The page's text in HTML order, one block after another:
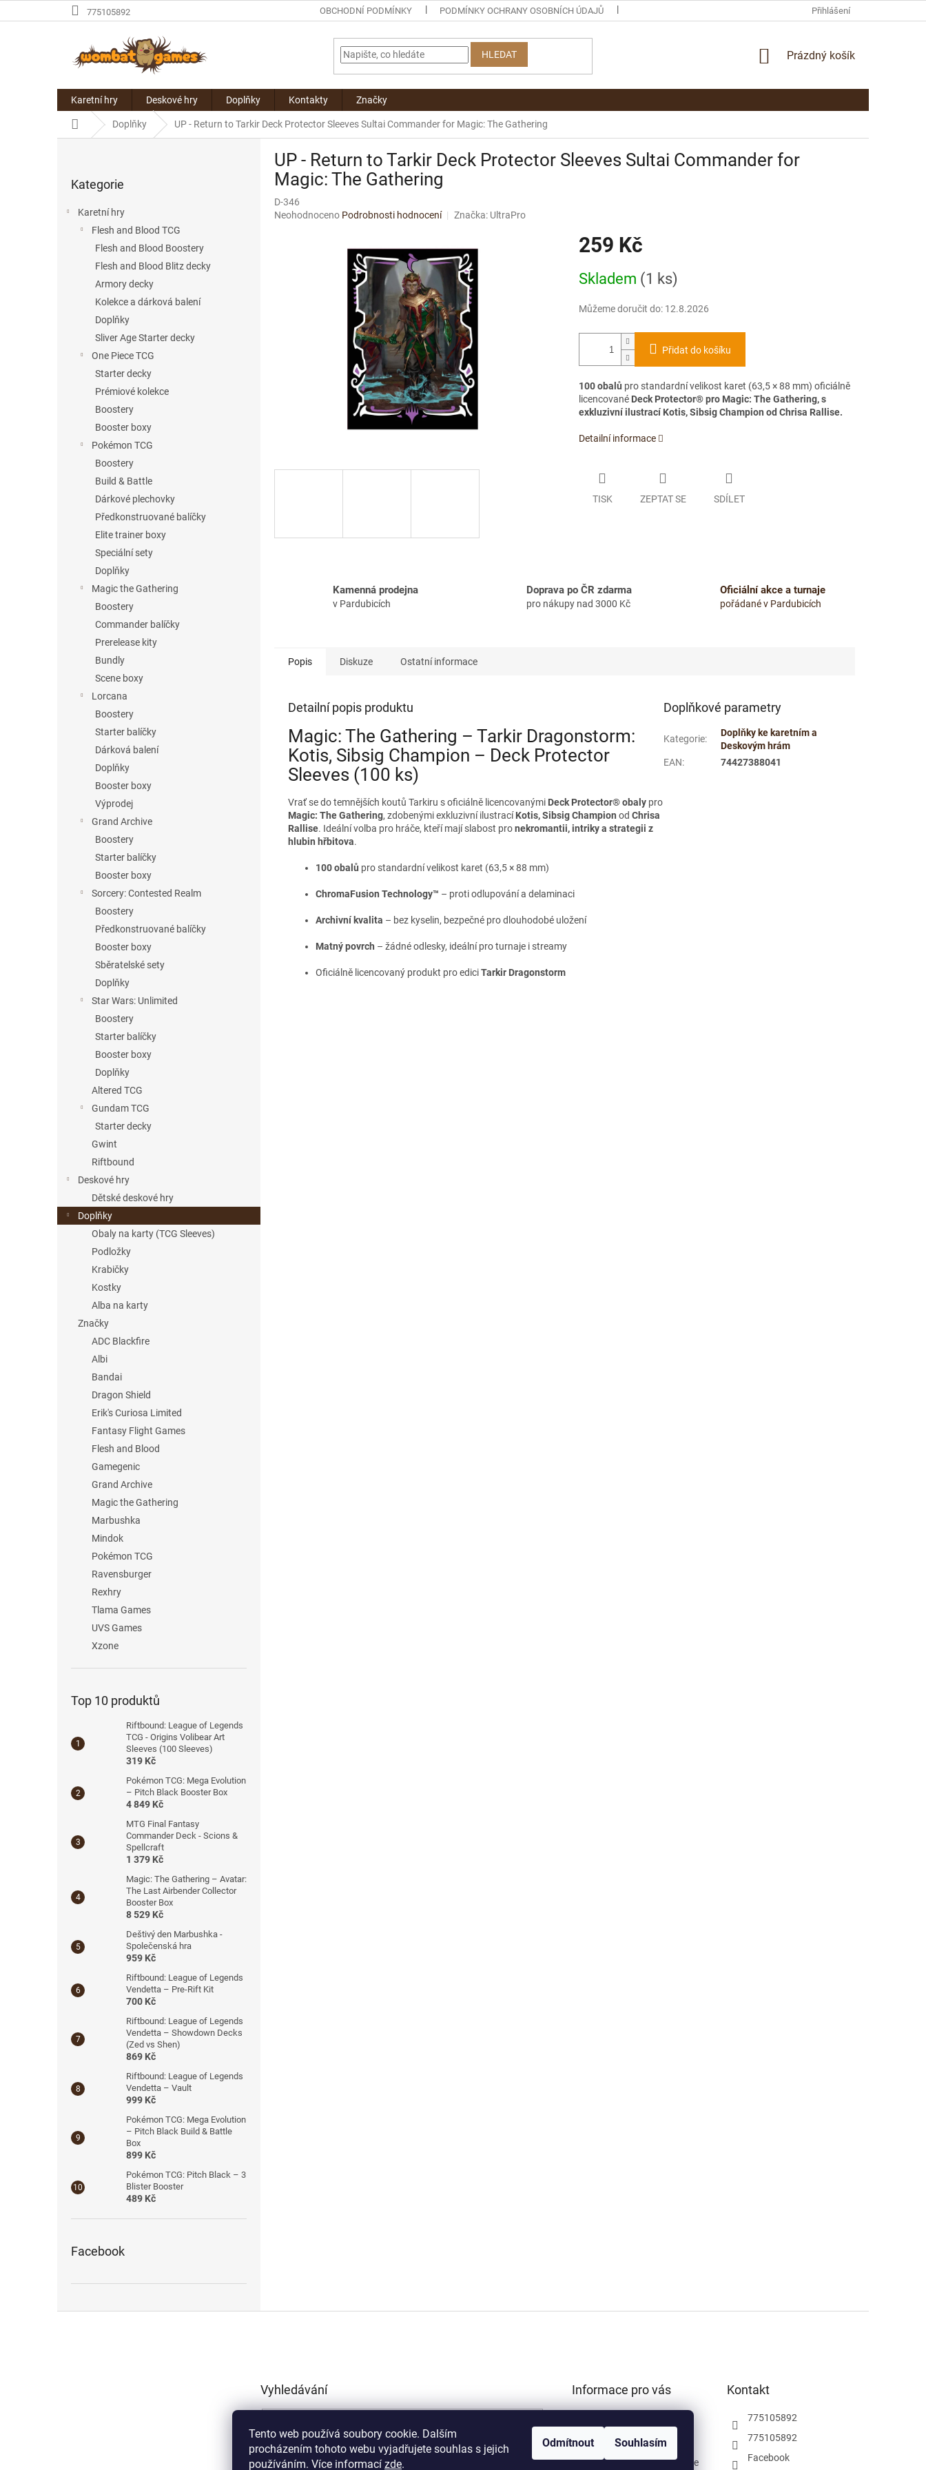
Tento web používá soubory cookie. Dalším
procházením tohoto webu vyjadřujete souhlas s jejich
používáním. Více informací zde.
Odmítnout Souhlasím
na
775105892 OBCHODNÍ PODMÍNKY PODMÍNKY OCHRANY OSOBNÍCH ÚDAJŮ KONTAKTY
Přihlášení
HLEDAT
NÁKUPNÍ
Prázdný košík
Karetní hry Deskové hry Doplňky Kontakty Značky
Domů Doplňky UP - Return to Tarkir Deck Protector Sleeves Sultai Commander for Magic: The Gathering
kategorie
Kategorie
Karetní hry
Flesh and Blood TCG
Flesh and Blood Boostery
Flesh and Blood Blitz decky
Armory decky
Kolekce a dárková balení
Doplňky
Sliver Age Starter decky
One Piece TCG
Starter decky
Prémiové kolekce
Boostery
Booster boxy
Pokémon TCG
Boostery
Build & Battle
Dárkové plechovky
Předkonstruované balíčky
Elite trainer boxy
Speciální sety
Doplňky
Magic the Gathering
Boostery
Commander balíčky
Prerelease kity
Bundly
Scene boxy
Lorcana
Boostery
Starter balíčky
Dárková balení
Doplňky
Booster boxy
Výprodej
Grand Archive
Boostery
Starter balíčky
Booster boxy
Sorcery: Contested Realm
Boostery
Předkonstruované balíčky
Booster boxy
Sběratelské sety
Doplňky
Star Wars: Unlimited
Boostery
Starter balíčky
Booster boxy
Doplňky
Altered TCG
Gundam TCG
Starter decky
Gwint
Riftbound
Deskové hry
Dětské deskové hry
Doplňky
Obaly na karty (TCG Sleeves)
Podložky
Krabičky
Kostky
Alba na karty
Značky
ADC Blackfire
Albi
Bandai
Dragon Shield
Erik's Curiosa Limited
Fantasy Flight Games
Flesh and Blood
Gamegenic
Grand Archive
Magic the Gathering
Marbushka
Mindok
Pokémon TCG
Ravensburger
Rexhry
Tlama Games
UVS Games
Xzone
Top 10 produktů
Riftbound: League of Legends
TCG - Origins Volibear Art
Sleeves (100 Sleeves)
319 Kč
Pokémon TCG: Mega Evolution
– Pitch Black Booster Box
4 849 Kč
MTG Final Fantasy
Commander Deck - Scions &
Spellcraft
1 379 Kč
Magic: The Gathering – Avatar:
The Last Airbender Collector
Booster Box
8 529 Kč
Deštivý den Marbushka -
Společenská hra
959 Kč
Riftbound: League of Legends
Vendetta – Pre-Rift Kit
700 Kč
Riftbound: League of Legends
Vendetta – Showdown Decks
(Zed vs Shen)
869 Kč
Riftbound: League of Legends
Vendetta – Vault
999 Kč
Pokémon TCG: Mega Evolution
– Pitch Black Build & Battle
Box
899 Kč
Pokémon TCG: Pitch Black – 3
Blister Booster
489 Kč
Facebook
UP - Return to Tarkir Deck Protector Sleeves Sultai Commander for
Magic: The Gathering
D-346
Průměrné
Neohodnoceno Podrobnosti hodnocení Značka: UltraPro
259 Kč
cena:
Skladem (1 ks)
Můžeme doručit do: 12.8.2026
Přidat do košíku
100 obalů pro standardní velikost karet (63,5 × 88 mm) oficiálně
licencované Deck Protector® pro Magic: The Gathering, s
exkluzivní ilustrací Kotis, Sibsig Champion od Chrisa Rallise.
Detailní informace
TISK ZEPTAT SE SDÍLET
Kamenná prodejna
v Pardubicích
Doprava po ČR zdarma
pro nákupy nad 3000 Kč
Oficiální akce a turnaje
pořádané v Pardubicích
Popis Diskuze Ostatní informace
Detailní popis produktu
Magic: The Gathering – Tarkir Dragonstorm:
Kotis, Sibsig Champion – Deck Protector
Sleeves (100 ks)
Vrať se do temnějších koutů Tarkiru s oficiálně licencovanými Deck Protector® obaly pro
Magic: The Gathering, zdobenými exkluzivní ilustracíKotis, Sibsig Champion od Chrisa
Rallise. Ideální volba pro hráče, kteří mají slabost pronekromantii, intriky a strategii z
hlubin hřbitova.
100 obalů pro standardní velikost karet (63,5 × 88 mm)
ChromaFusion Technology™ – proti odlupování a delaminaci
Archivní kvalita – bez kyselin, bezpečné pro dlouhodobé uložení
Matný povrch – žádné odlesky, ideální pro turnaje i streamy
Oficiálně licencovaný produkt pro ediciTarkir Dragonstorm
Doplňkové parametry
Kategorie:
Doplňky ke karetním a
Deskovým hrám
EAN: 74427388041
Vyhledávání Informace pro vás
Podmínky ochrany osobních
údajů
Kamenná prodejna Pardubice
Kontakt
775105892
775105892
Facebook